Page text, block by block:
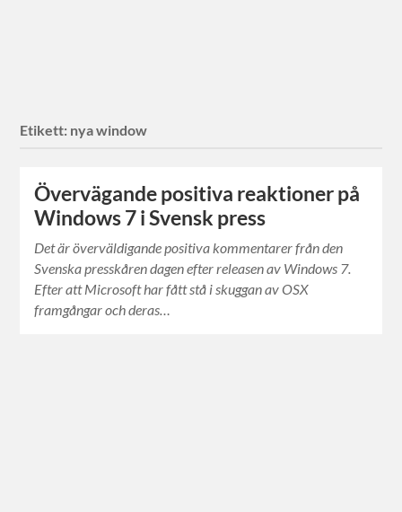
Etikett: nya window
Övervägande positiva reaktioner på
Windows 7 i Svensk press
Det är överväldigande positiva kommentarer från den
Svenska presskåren dagen efter releasen av Windows 7.
Efter att Microsoft har fått stå i skuggan av OSX
framgångar och deras…